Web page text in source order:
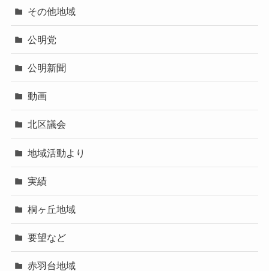
その他地域
公明党
公明新聞
動画
北区議会
地域活動より
実績
桐ヶ丘地域
要望など
赤羽台地域